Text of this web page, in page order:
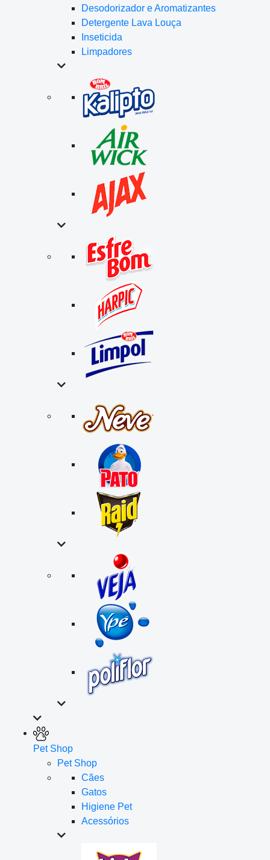
Desodorizador e Aromatizantes
Detergente Lava Louça
Inseticida
Limpadores
Pet Shop
Pet Shop
Cães
Gatos
Higiene Pet
Acessórios